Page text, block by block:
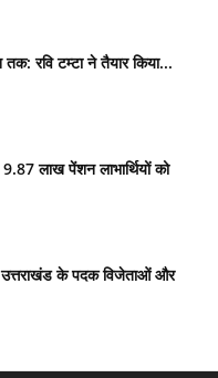
रवि टम्टा ने तैयार किया...
लाख पेंशन लाभार्थियों को
के पदक विजेताओं और